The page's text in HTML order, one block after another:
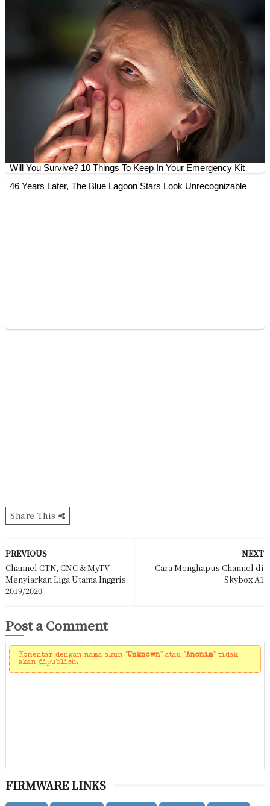
Share This
NEXT
Cara Menghapus Channel di
Skybox A1
PREVIOUS
Channel CTN, CNC & MyTV
Menyiarkan Liga Utama Inggris
2019/2020
Post a Comment
Komentar dengan nama akun "Unknown" atau "Anonim" tidak
akan dipublish.
FIRMWARE LINKS